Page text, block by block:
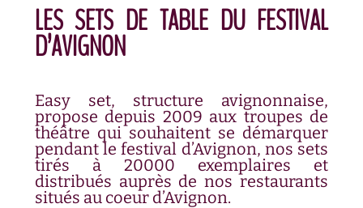
LES SETS DE TABLE DU FESTIVAL
D’AVIGNON
Easy set, structure avignonnaise,
propose depuis 2009 aux troupes de
théâtre qui souhaitent se démarquer
pendant le festival d’Avignon, nos sets
tirés à 20000 exemplaires et
distribués auprès de nos restaurants
situés au coeur d’Avignon.